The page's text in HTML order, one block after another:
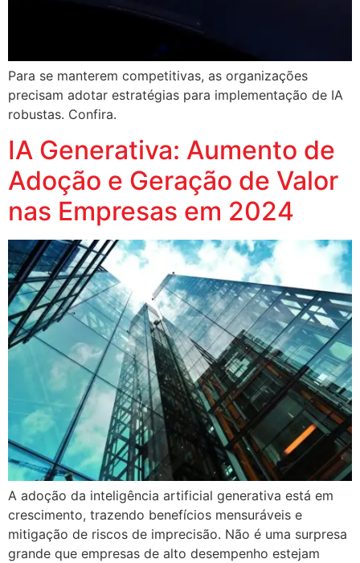
Para se manterem competitivas, as organizações
precisam adotar estratégias para implementação de IA
robustas. Confira.
IA Generativa: Aumento de
Adoção e Geração de Valor
nas Empresas em 2024
A adoção da inteligência artificial generativa está em
crescimento, trazendo benefícios mensuráveis e
mitigação de riscos de imprecisão. Não é uma surpresa
grande que empresas de alto desempenho estejam